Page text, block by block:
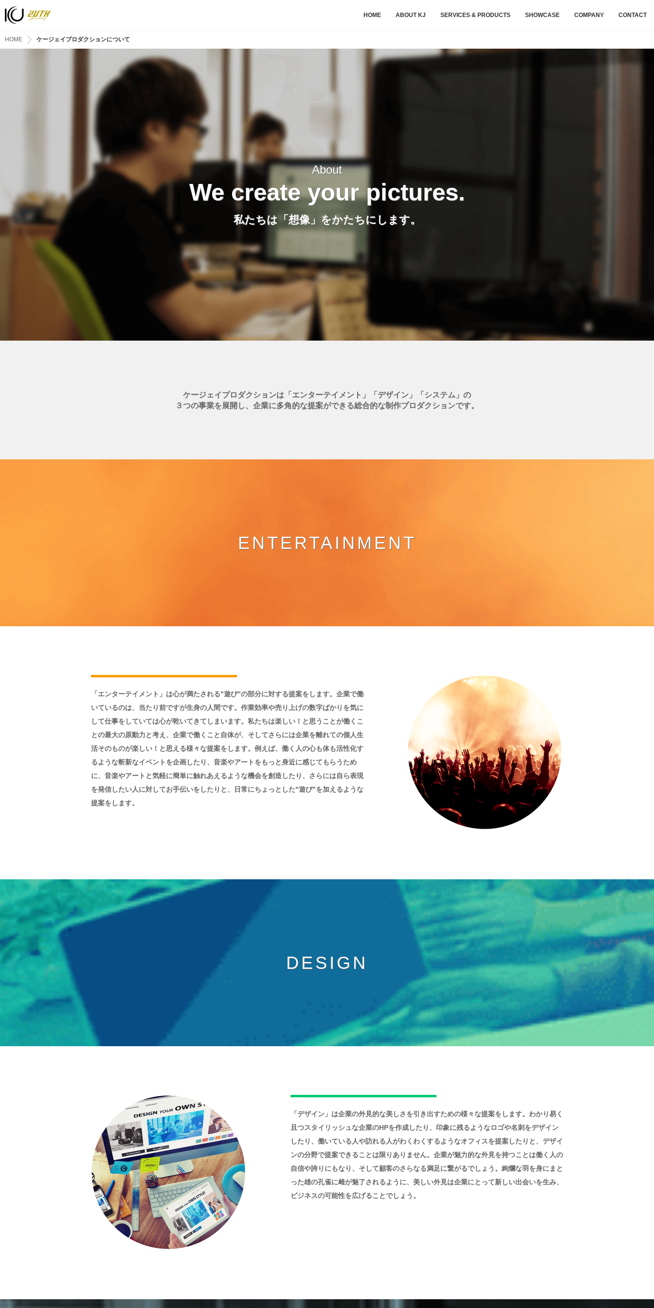
HOME ABOUT KJ SERVICES & PRODUCTS SHOWCASE COMPANY CONTACT
HOME ケージェイプロダクションについて
About
We create your pictures.
私たちは「想像」をかたちにします。
ケージェイプロダクションは 「エンターテイメント」「デザイン」「システム」 の
３つの事業を展開し、企業に多角的な提案ができる総合的な制作プロダクションです。
ENTERTAINMENT
「エンターテイメント」は心が満たされる"遊び"の部分に対する提案をします。企業で働
いているのは、当たり前ですが生身の人間です。作業効率や売り上げの数字ばかりを気に
して仕事をしていては心が乾いてきてしまいます。私たちは楽しい！と思うことが働くこ
との最大の原動力と考え、企業で働くこと自体が、そしてさらには企業を離れての個人生
活そのものが楽しい！と思える様々な提案をします。例えば、働く人の心も体も活性化す
るような斬新なイベントを企画したり、音楽やアートをもっと身近に感じてもらうため
に、音楽やアートと気軽に簡単に触れあえるような機会を創造したり、さらには自ら表現
を発信したい人に対してお手伝いをしたりと、日常にちょっとした"遊び"を加えるような
提案をします。
DESIGN
「デザイン」は企業の外見的な美しさを引き出すための様々な提案をします。わかり易く
且つスタイリッシュな企業のHPを作成したり、印象に残るようなロゴや名刺をデザイン
したり、働いている人や訪れる人がわくわくするようなオフィスを提案したりと、デザイ
ンの分野で提案できることは限りありません。企業が魅力的な外見を持つことは働く人の
自信や誇りにもなり、そして顧客のさらなる満足に繋がるでしょう。絢爛な羽を身にまと
った雄の孔雀に雌が魅了されるように、美しい外見は企業にとって新しい出会いを生み、
ビジネスの可能性を広げることでしょう。